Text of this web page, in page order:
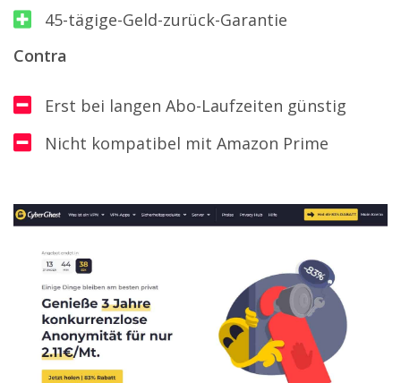
45-tägige-Geld-zurück-Garantie
Contra
Erst bei langen Abo-Laufzeiten günstig
Nicht kompatibel mit Amazon Prime